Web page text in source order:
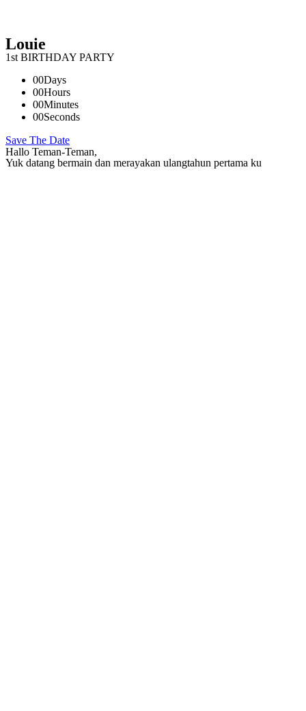
Louie
1st BIRTHDAY PARTY
00Days
00Hours
00Minutes
00Seconds
Save The Date
Hallo Teman-Teman,
Yuk datang bermain dan merayakan ulangtahun pertama ku